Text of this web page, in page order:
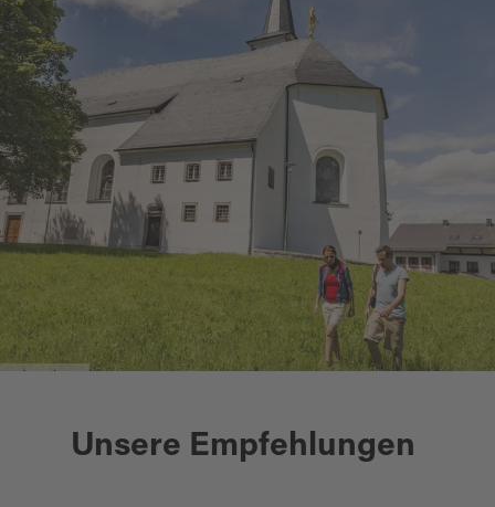
Unsere Empfehlungen
Waldthurn